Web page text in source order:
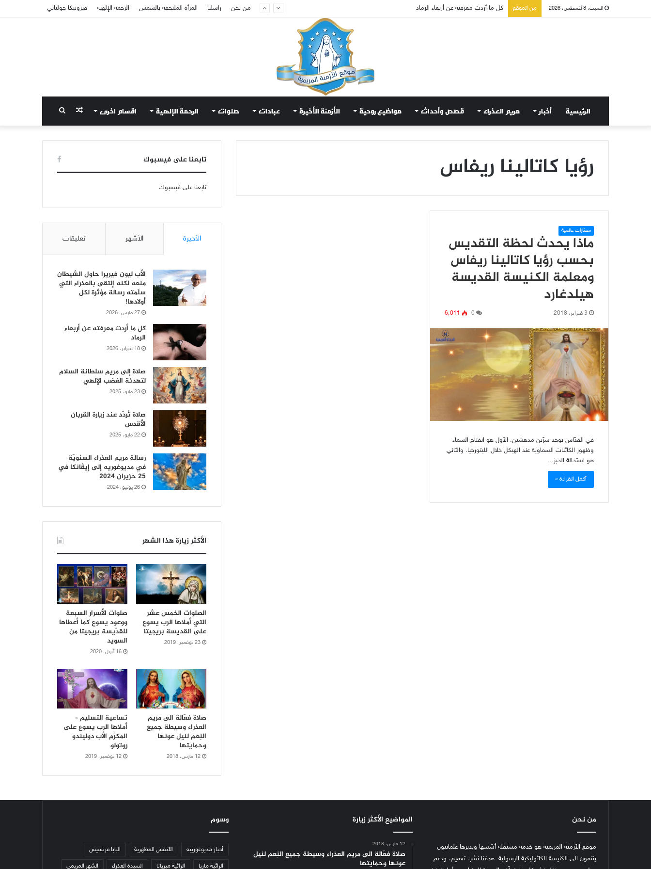
السبت، 8 أغسطس، 2026 من الموقع كل ما أردت معرفته عن أربعاء الرماد من نحن راسلنا المرأة الملتحفة بالشمس الرحمة الإلهية فيرونيكا جولياني
الرئيسية أخبار مريم العذراء قصص وأحداث مواضيع روحية الأزمنة الأخيرة عبادات صلوات الرحمة الإلهية اقسام اخرى بحث
عن
مقال
عشوائي
رؤيا كاتالينا ريفاس
مختارات عالمية
ماذا يحدث لحظة التقديس
بحسب رؤيا كاتالينا ريفاس
ومعلمة الكنيسة القديسة
هيلدغارد
3 فبراير، 2018 0 6٬011
في القدّاس يوجد سرّين مدهشين. الأول هو انفتاح السماء
وظهور الكائنات السماوية عند الهيكل خلال الليتورجيا. والثاني
هو استحالة الخبز…
أكمل القراءة »
تابعنا على فيسبوك
تابعنا على فيسبوك
الأخيرة الأشهر تعليقات
الأب ليون فيريرا حاول الشيطان
منعه لكنه إلتقى بالعذراء التي
سلّمته رسالة مؤثّرة لكل
أولادها!
27 مارس، 2026
كل ما أردت معرفته عن أربعاء
الرماد
18 فبراير، 2026
صلاة إلى مريم سلطانة السلام
لتهدئة الغضب الإلهي
23 مايو، 2025
صلاة تُردّد عند زيارة القربان
الأقدس
22 مايو، 2025
رسالة مريم العذراء السنويّة
في مديوغوريه إلى إيڤانكا في
25 حزيران 2024
26 يونيو، 2024
الأكثر زيارة هذا الشهر
الصلوات الخمس عشر
التي أملاها الرب يسوع
على القديسة بريجيتا
23 نوفمبر، 2019
صلوات الأسرار السبعة
ووعود يسوع كما أعطاها
للقدّيسة بريجيتا من
السويد
16 أبريل، 2020
صلاة فعّالة الى مريم
العذراء وسيطة جميع
النِعم لنيل عونها
وحمايتها
12 مارس، 2018
تساعية التسليم –
أملاها الرب يسوع على
المكرّم الأب دوليندو
روتولو
12 نوفمبر، 2019
من نحن
موقع الأزمنة المريمية هو خدمة مستقلة أسّسها ويديرها علمانيون
ينتمون الى الكنيسة الكاثوليكية الرسولية. هدفنا نشر، تعميم، ودعم
المواضيع الأكثر زيارة
12 مارس، 2018
صلاة فعّالة الى مريم العذراء وسيطة جميع النِعم لنيل
عونها وحمايتها
وسوم
أخبار مديوغورييه الأنفس المطهرية البابا فرنسيس
الرائية ماريا الرائية ميريانا السيدة العذراء الشهر المريمي